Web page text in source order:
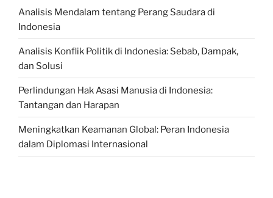
Analisis Mendalam tentang Perang Saudara di
Indonesia
Analisis Konflik Politik di Indonesia: Sebab, Dampak,
dan Solusi
Perlindungan Hak Asasi Manusia di Indonesia:
Tantangan dan Harapan
Meningkatkan Keamanan Global: Peran Indonesia
dalam Diplomasi Internasional